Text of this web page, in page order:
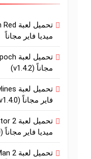
ميديا فاير مجاناً
مجاناً (v1.4.2)
فاير مجاناً (DLC v1.4.0)
ميديا فاير مجاناً (Dlc v1.30)